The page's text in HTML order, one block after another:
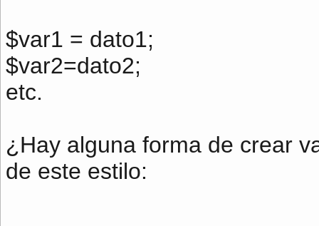
$var1 = dato1;
$var2=dato2;
etc.
¿Hay alguna forma de crear
de este estilo: